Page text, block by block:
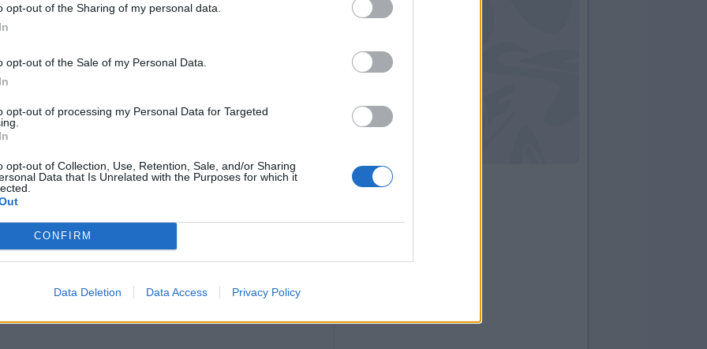
opt-out of the Sharing of my personal data.
opt-out of the Sale of my Personal Data.
opt-out of processing my Personal Data for Targeted
opt-out of Collection, Use, Retention, Sale, and/or Sharing
Data that Is Unrelated with the Purposes for which it
CONFIRM
Data Deletion Data Access Privacy Policy
Izzo, D’Ambrosio; Birindelli, Zeroli,
Mota, Keita.
Valenti, Leoni, Valeri; Keita, Bernabé,
tv
tra brianzoli e ducali,
con pre-partita e col
basterà accedere con le proprie
password. E poi chiaramente aprire la
tra gli eventi anche la gara dello stadio
su Sky, per chi volesse vederla col